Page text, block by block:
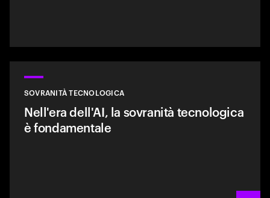
SOVRANITÀ TECNOLOGICA
Nell'era dell'AI, la sovranità tecnologica
è fondamentale